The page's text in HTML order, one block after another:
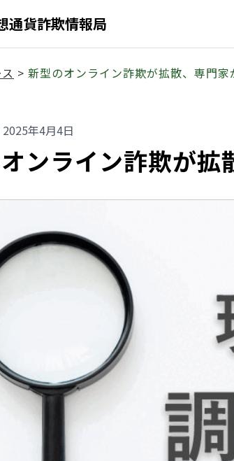
通貨詐欺情報局
> 新型のオンライン詐欺が拡散、専門家
2025年4月4日
ンライン詐欺が拡